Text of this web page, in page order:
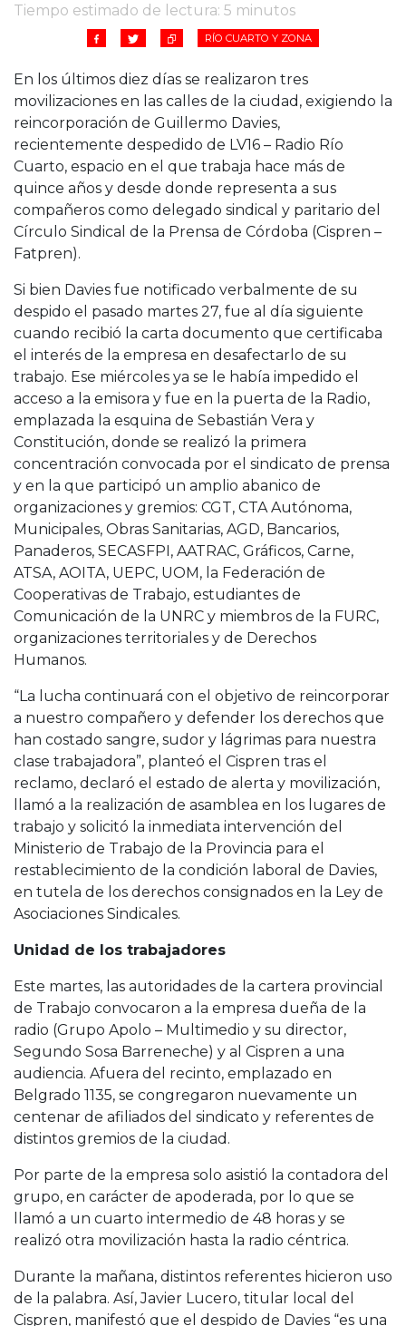
Tiempo estimado de lectura: 5 minutos
RÍO CUARTO Y ZONA
En los últimos diez días se realizaron tres
movilizaciones en las calles de la ciudad, exigiendo la
reincorporación de Guillermo Davies,
recientemente despedido de LV16 – Radio Río
Cuarto, espacio en el que trabaja hace más de
quince años y desde donde representa a sus
compañeros como delegado sindical y paritario del
Círculo Sindical de la Prensa de Córdoba (Cispren –
Fatpren).
Si bien Davies fue notificado verbalmente de su
despido el pasado martes 27, fue al día siguiente
cuando recibió la carta documento que certificaba
el interés de la empresa en desafectarlo de su
trabajo. Ese miércoles ya se le había impedido el
acceso a la emisora y fue en la puerta de la Radio,
emplazada la esquina de Sebastián Vera y
Constitución, donde se realizó la primera
concentración convocada por el sindicato de prensa
y en la que participó un amplio abanico de
organizaciones y gremios: CGT, CTA Autónoma,
Municipales, Obras Sanitarias, AGD, Bancarios,
Panaderos, SECASFPI, AATRAC, Gráficos, Carne,
ATSA, AOITA, UEPC, UOM, la Federación de
Cooperativas de Trabajo, estudiantes de
Comunicación de la UNRC y miembros de la FURC,
organizaciones territoriales y de Derechos
Humanos.
“La lucha continuará con el objetivo de reincorporar
a nuestro compañero y defender los derechos que
han costado sangre, sudor y lágrimas para nuestra
clase trabajadora”, planteó el Cispren tras el
reclamo, declaró el estado de alerta y movilización,
llamó a la realización de asamblea en los lugares de
trabajo y solicitó la inmediata intervención del
Ministerio de Trabajo de la Provincia para el
restablecimiento de la condición laboral de Davies,
en tutela de los derechos consignados en la Ley de
Asociaciones Sindicales.
Unidad de los trabajadores
Este martes, las autoridades de la cartera provincial
de Trabajo convocaron a la empresa dueña de la
radio (Grupo Apolo – Multimedio y su director,
Segundo Sosa Barreneche) y al Cispren a una
audiencia. Afuera del recinto, emplazado en
Belgrado 1135, se congregaron nuevamente un
centenar de afiliados del sindicato y referentes de
distintos gremios de la ciudad.
Por parte de la empresa solo asistió la contadora del
grupo, en carácter de apoderada, por lo que se
llamó a un cuarto intermedio de 48 horas y se
realizó otra movilización hasta la radio céntrica.
Durante la mañana, distintos referentes hicieron uso
de la palabra. Así, Javier Lucero, titular local del
Cispren, manifestó que el despido de Davies “es una